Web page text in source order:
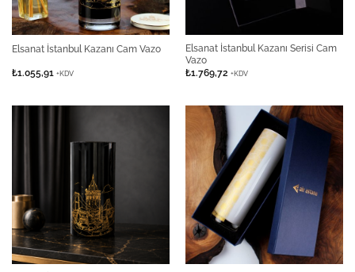
Elsanat İstanbul Kazanı Cam Vazo
₺1.055,91 +KDV
Elsanat İstanbul Kazanı Serisi Cam
Vazo
₺1.769,72 +KDV